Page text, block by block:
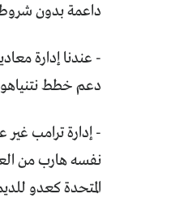
داعمة بدون شروط
- عندنا إدارة
دعم خطط نتنياهو
- إدارة ترامب
نفسه هارب من
المتحدة كعدو